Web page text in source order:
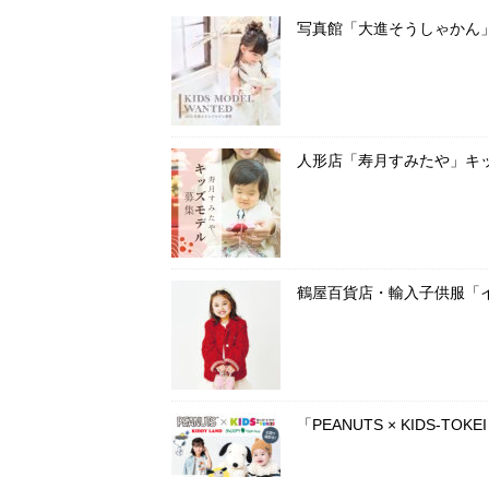
写真館「大進そうしゃかん
人形店「寿月すみたや」キ
鶴屋百貨店・輸入子供服「
「PEANUTS × KIDS-